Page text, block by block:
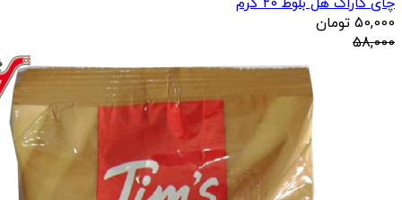
چای کاراک هل بلوط 20 گرم
50,000 تومان
58,000